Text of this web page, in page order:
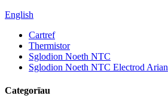
English
Cartref
Thermistor
Sglodion Noeth NTC
Sglodion Noeth NTC Electrod Arian
Categorïau